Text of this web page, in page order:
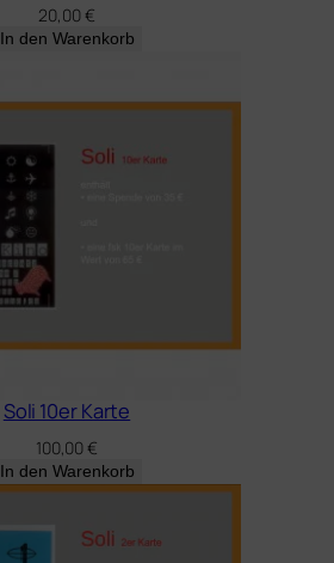
20,00 €
In den Warenkorb
Soli 10er Karte
100,00 €
In den Warenkorb